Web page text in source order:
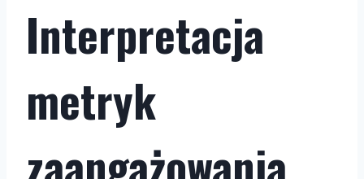
Interpretacja
metryk
zaangażowania